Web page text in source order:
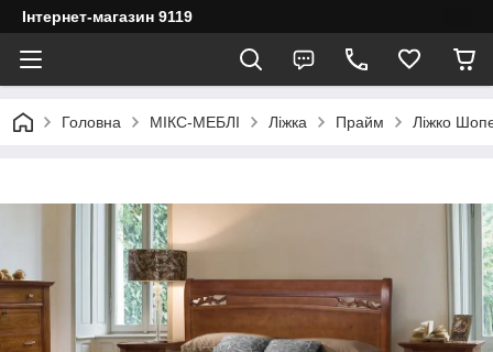
Інтернет-магазин 9119
Головна МІКС-МЕБЛІ Ліжка Прайм Ліжко